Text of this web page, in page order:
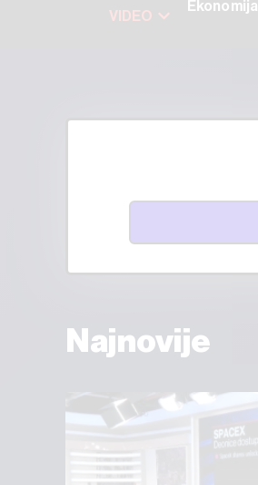
VIDEO
Ekonomija
Najnovije